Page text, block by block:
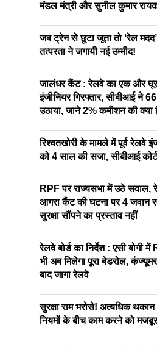
मंडल मंत्री और सुनील कुमार
जब ट्रेन से छूटा जूता तो ‘रेल
तत्परता ने जगायी नई उम्मीद!
जालंधर कैंट : रेलवे का एक और
इंजीनियर गिरफ्तार, सीबीआई ने
उठाया, जाने 2% कमीशन की क्या
रिश्वतखोरी के मामले में पूर्व रेलवे
को 4 साल की सजा, सीबीआई
RPF पर राज्यसभा में उठे सवाल,
आगरा कैंट की घटना पर 4 जवान
सुरक्षा सौंपने का प्रस्ताव नहीं
रेलवे बोर्ड का निर्देश : एसी बोगी
भी अब मिलेगा पूरा बेडरोल,
बाद जागा रेलवे
सुरक्षा राम भरोसे! अत्यधिक
नियमों के बीच काम करने को